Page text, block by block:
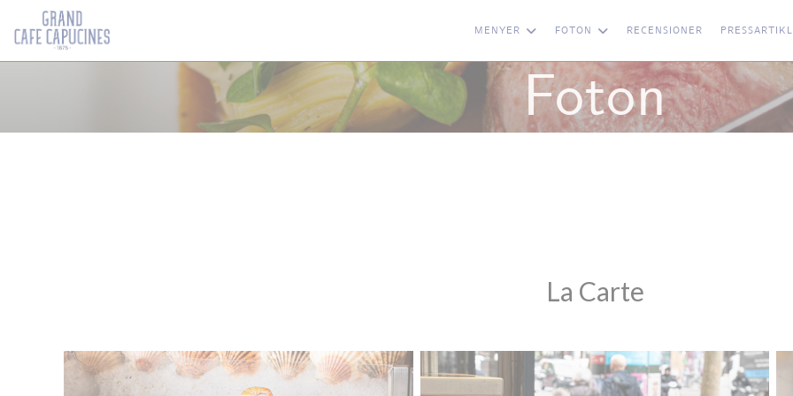
Cookie- hanteringspanel
MENYER FOTON RECENSIONER
Foton
La Carte